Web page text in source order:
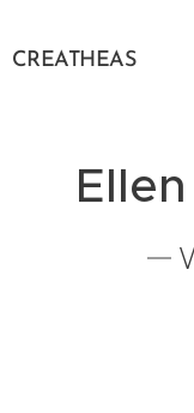
CREATHEAS